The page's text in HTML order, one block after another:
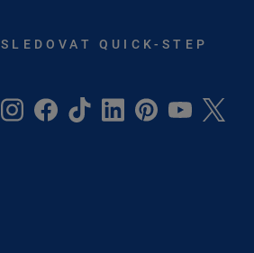
SLEDOVAT QUICK-STEP